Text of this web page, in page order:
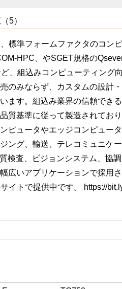
5）
標準フォームファクタのコン
HPC、やSGET規格の
、組込みコンピューティング
のみならず、カスタムの設計
ます。組込み業界の信頼でき
質基準に従って製造されてお
ピュータやエッジコンピュー
ング、輸送、テレコミュニケ
検査、ビジョンシステム、協
広いアプリケーションで採用さ
イトで提供中です。 https://